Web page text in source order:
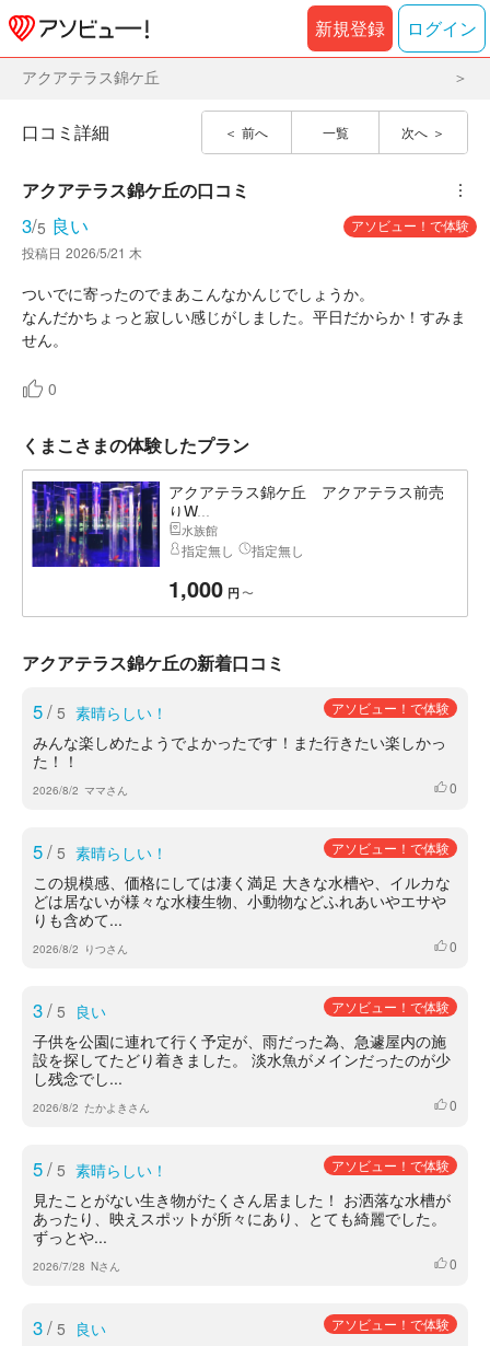
新規登録 ログイン
アクアテラス錦ケ丘
前へ 一覧 次へ
口コミ詳細
アクアテラス錦ケ丘の口コミ ︙
3/5 良い
アソビュー！で体験
投稿日 2026/5/21 木
ついでに寄ったのでまあこんなかんじでしょうか。
なんだかちょっと寂しい感じがしました。平日だからか！すみま
せん。
0
くまこさまの体験したプラン
アクアテラス錦ケ丘 アクアテラス前売
りW...
水族館
指定無し 指定無し
1,000 円 〜
アクアテラス錦ケ丘の新着口コミ
5/ 5 素晴らしい！ アソビュー！で体験
みんな楽しめたようでよかったです！また行きたい楽しかっ
た！！
2026/8/2 ママさん いいね
0
5/ 5 素晴らしい！ アソビュー！で体験
この規模感、価格にしては凄く満足 大きな水槽や、イルカな
どは居ないが様々な水棲生物、小動物などふれあいやエサや
りも含めて...
2026/8/2 りつさん いいね
0
3/ 5 良い アソビュー！で体験
子供を公園に連れて行く予定が、雨だった為、急遽屋内の施
設を探してたどり着きました。 淡水魚がメインだったのが少
し残念でし...
2026/8/2 たかよきさん いいね
0
5/ 5 素晴らしい！ アソビュー！で体験
見たことがない生き物がたくさん居ました！ お洒落な水槽が
あったり、映えスポットが所々にあり、とても綺麗でした。
ずっとや...
2026/7/28 Nさん いいね
0
3/ 5 良い アソビュー！で体験